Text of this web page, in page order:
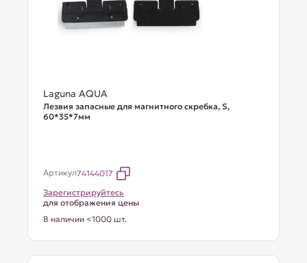
Laguna AQUA
Лезвия запасные для магнитного скребка, S,
60*35*7мм
Артикул74144017
Зарегистрируйтесь
для отображения цены
В наличии <1000 шт.